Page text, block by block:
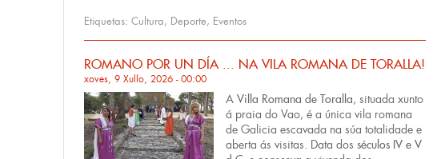
Etiquetas: Cultura, Deporte, Eventos
ROMANO POR UN DÍA ... NA VILA ROMANA DE TORALLA!
xoves, 9 Xullo, 2026 - 00:00
A Villa Romana de Toralla, situada xunto
á praia do Vao, é a única vila romana
de Galicia escavada na súa totalidade e
aberta ás visitas. Data dos séculos IV e V